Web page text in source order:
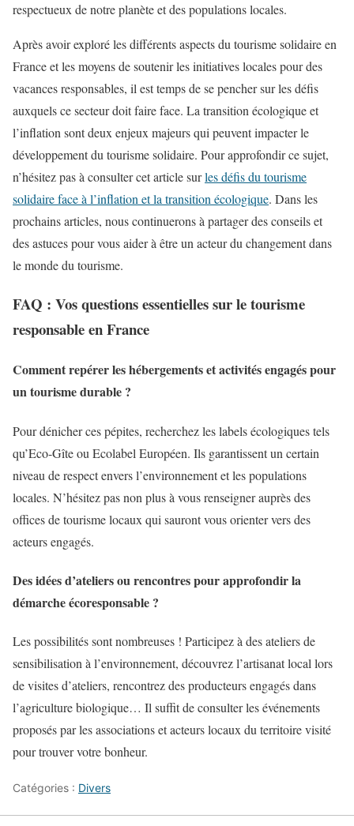
respectueux de notre planète et des populations locales.
Après avoir exploré les différents aspects du tourisme solidaire en
France et les moyens de soutenir les initiatives locales pour des
vacances responsables, il est temps de se pencher sur les défis
auxquels ce secteur doit faire face. La transition écologique et
l’inflation sont deux enjeux majeurs qui peuvent impacter le
développement du tourisme solidaire. Pour approfondir ce sujet,
n’hésitez pas à consulter cet article surles défis du tourisme
solidaire face à l’inflation et la transition écologique. Dans les
prochains articles, nous continuerons à partager des conseils et
des astuces pour vous aider à être un acteur du changement dans
le monde du tourisme.
FAQ : Vos questions essentielles sur le tourisme
responsable en France
Comment repérer les hébergements et activités engagés pour
un tourisme durable ?
Pour dénicher ces pépites, recherchez les labels écologiques tels
qu’Eco-Gîte ou Ecolabel Européen. Ils garantissent un certain
niveau de respect envers l’environnement et les populations
locales. N’hésitez pas non plus à vous renseigner auprès des
offices de tourisme locaux qui sauront vous orienter vers des
acteurs engagés.
Des idées d’ateliers ou rencontres pour approfondir la
démarche écoresponsable ?
Les possibilités sont nombreuses ! Participez à des ateliers de
sensibilisation à l’environnement, découvrez l’artisanat local lors
de visites d’ateliers, rencontrez des producteurs engagés dans
l’agriculture biologique… Il suffit de consulter les événements
proposés par les associations et acteurs locaux du territoire visité
pour trouver votre bonheur.
Catégories : Divers